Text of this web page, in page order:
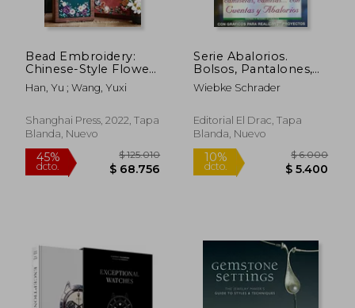
45% $ 152.007 10%
Bead Embroidery:
Chinese-Style Flower
Jewelry (en Inglés)
Han, Yu ; Wang, Yuxi
Shanghai Press, 2022, Tapa
Blanda, Nuevo
Serie Abalorios.
Bolsos, Pantalones,
Camisetas, Camisas...
Con Cuentas Y
27
Wiebke Schrader
Editorial El Drac, Tapa
Blanda, Nuevo